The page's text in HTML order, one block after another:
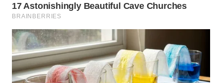
corretamente os ciclos de carga e as configurações
de energia do seu dispositivo móvel no dia a dia:
Redução drástica do estresse térmico nos
componentes internos do processador.
Aumento da autonomia diária através da
otimização de processos em segundo plano.